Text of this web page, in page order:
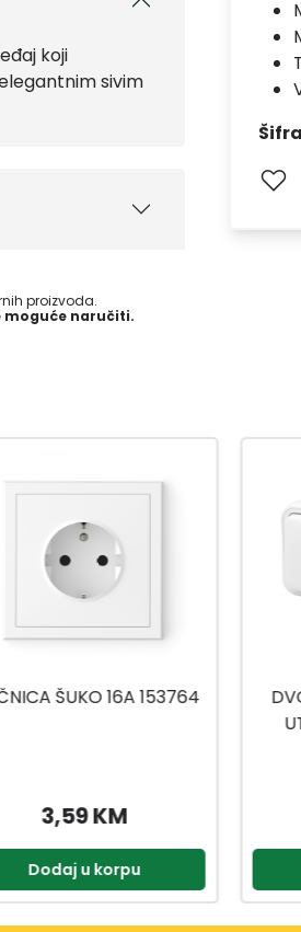
koji
sivim
proizvoda.
moguće naručiti.
DVOSTRUKA
13,99 KM
Dodaj u korpu